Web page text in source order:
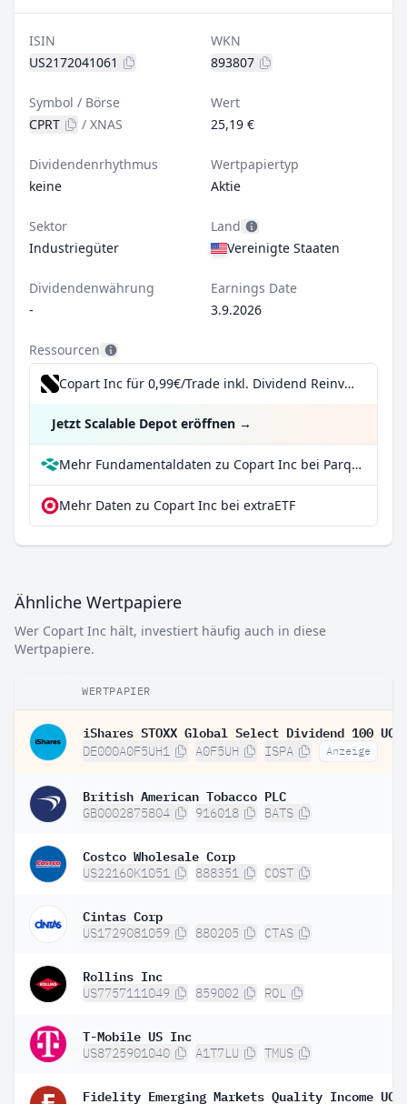
ISIN
US2172041061
WKN
893807
Symbol / Börse
CPRT
/ XNAS
Wert
25,19 €
Dividendenrhythmus
keine
Wertpapiertyp
Aktie
Sektor
Industriegüter
Land
Vereinigte Staaten
Dividendenwährung
-
Earnings Date
3.9.2026
Ressourcen
Copart Inc für 0,99€/Trade inkl. Dividend Reinvestment Plan
Jetzt Scalable Depot eröffnen →
Mehr Fundamentaldaten zu Copart Inc bei Parqet
Mehr Daten zu Copart Inc bei extraETF
Ähnliche Wertpapiere
Wer Copart Inc hält, investiert häufig auch in diese
Wertpapiere.
WERTPAPIER
DE000A0F5UH1 A0F5UH ISPA Anzeige
British American Tobacco PLC
GB0002875804 916018 BATS
Costco Wholesale Corp
US22160K1051 888351 COST
Cintas Corp
US1729081059 880205 CTAS
Rollins Inc
US7757111049 859002 ROL
T-Mobile US Inc
US8725901040 A1T7LU TMUS